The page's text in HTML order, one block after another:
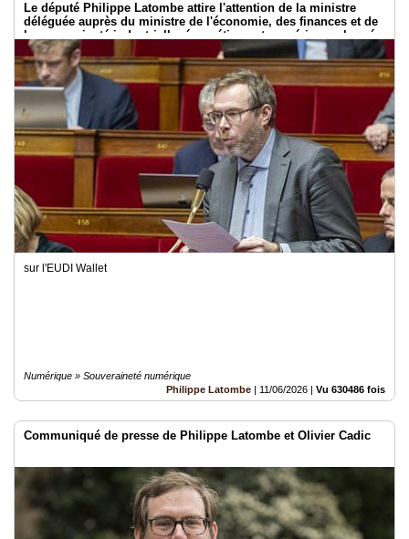
Le député Philippe Latombe attire l'attention de la ministre
déléguée auprès du ministre de l'économie, des finances et de
la souveraineté industrielle, énergétique et numérique, chargée
de l'intelligence artificielle et du numérique
sur l'EUDI Wallet
Numérique » Souveraineté numérique
Philippe Latombe | 11/06/2026 | Vu 630486 fois
Communiqué de presse de Philippe Latombe et Olivier Cadic